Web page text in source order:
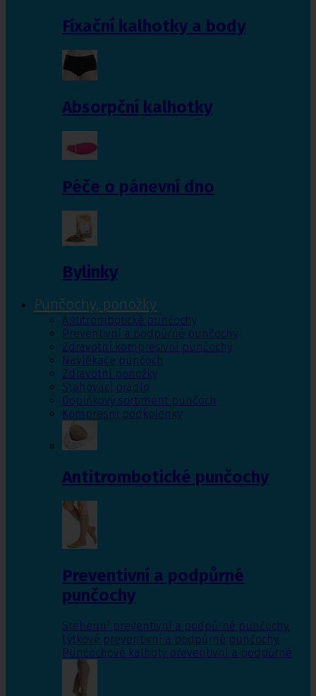
Fixační kalhotky a body
Absorpční kalhotky
Péče o pánevní dno
Bylinky
Punčochy, ponožky
Antitrombotické punčochy
Preventivní a podpůrné punčochy
Zdravotní kompresivní punčochy
Navlékače punčoch
Zdravotní ponožky
Stahovací prádlo
Doplňkový sortiment punčoch
Kompresní podkolenky
Antitrombotické punčochy
Preventivní a podpůrné
punčochy
Stehenní preventivní a podpůrné punčochy,
Lýtkové preventivní a podpůrné punčochy,
Punčochové kalhoty preventivní a podpůrné